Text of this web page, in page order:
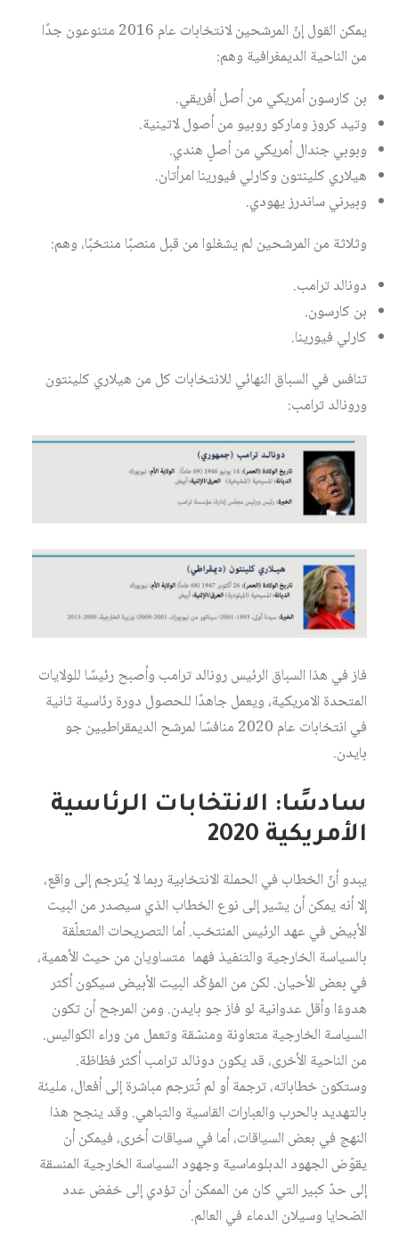
يمكن القول إنّ المرشحين لانتخابات عام 2016 متنوعون جدًا
من الناحية الديمغرافية وهم:
بن كارسون أمريكي من أصل أفريقي.
وتيد كروز وماركو روبيو من أصول لاتينية.
وبوبي جندال أمريكي من أصلٍ هندي.
هيلاري كلينتون وكارلي فيورينا امرأتان.
وبيرني ساندرز يهودي.
وثلاثة من المرشحين لم يشغلوا من قبل منصبًا منتخبًا، وهم:
دونالد ترامب.
بن كارسون.
كارلي فيورينا.
تنافس في السباق النهائي للانتخابات كل من هيلاري كلينتون
ورونالد ترامب:
فاز في هذا السباق الرئيس رونالد ترامب وأصبح رئيسًا للولايات
المتحدة الامريكية، ويعمل جاهدًا للحصول دورة رئاسية ثانية
في انتخابات عام 2020 منافسًا لمرشح الديمقراطيين جو
بايدن.
سادسًا: الانتخابات الرئاسية
الأمريكية 2020
يبدو أنّ الخطاب في الحملة الانتخابية ربما لا يُترجم إلى واقع،
إلا أنه يمكن أن يشير إلى نوع الخطاب الذي سيصدر من البيت
الأبيض في عهد الرئيس المنتخب. أما التصريحات المتعلّقة
بالسياسة الخارجية والتنفيذ فهما متساويان من حيث الأهمية،
في بعض الأحيان. لكن من المؤكّد البيت الأبيض سيكون أكثر
هدوءًا وأقل عدوانية لو فاز جو بايدن. ومن المرجح أن تكون
السياسة الخارجية متعاونة ومنسّقة وتعمل من وراء الكواليس.
من الناحية الأخرى، قد يكون دونالد ترامب أكثر فظاظة.
وستكون خطاباته، ترجمة أو لم تُترجم مباشرة إلى أفعال، مليئة
بالتهديد بالحرب والعبارات القاسية والتباهي. وقد ينجح هذا
النهج في بعض السياقات، أما في سياقات أخرى، فيمكن أن
يقوّض الجهود الدبلوماسية وجهود السياسة الخارجية المنسقة
إلى حدّ كبير التي كان من الممكن أن تؤدي إلى خفض عدد
الضحايا وسيلان الدماء في العالم.